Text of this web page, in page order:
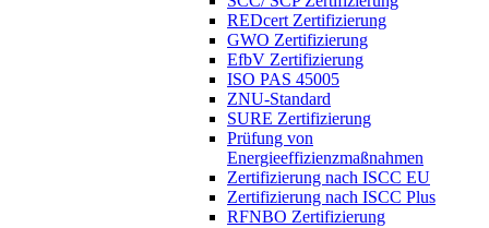
REDcert Zertifizierung
GWO Zertifizierung
EfbV Zertifizierung
ISO PAS 45005
ZNU-Standard
SURE Zertifizierung
Prüfung von
Energieeffizienzmaßnahmen
Zertifizierung nach ISCC EU
Zertifizierung nach ISCC Plus
RFNBO Zertifizierung